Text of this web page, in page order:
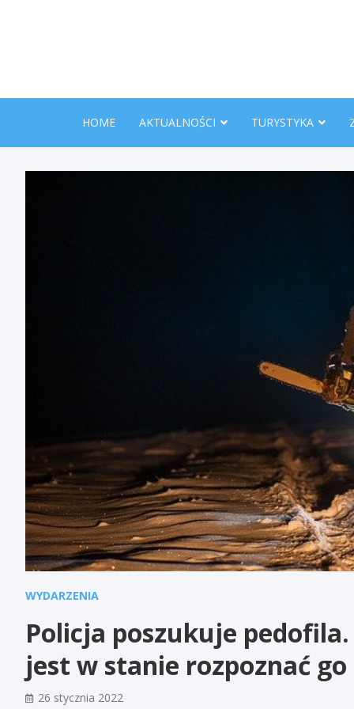
HOME AKTUALNOŚCI TURYSTYKA
WYDARZENIA
Policja poszukuje
jest w stanie rozpoznać go
26 stycznia 2022